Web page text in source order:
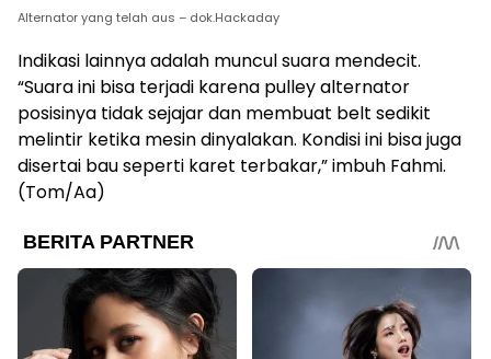
Alternator yang telah aus – dok.Hackaday
Indikasi lainnya adalah muncul suara mendecit.
“Suara ini bisa terjadi karena pulley alternator
posisinya tidak sejajar dan membuat belt sedikit
melintir ketika mesin dinyalakan. Kondisi ini bisa juga
disertai bau seperti karet terbakar,” imbuh Fahmi.
(Tom/Aa)